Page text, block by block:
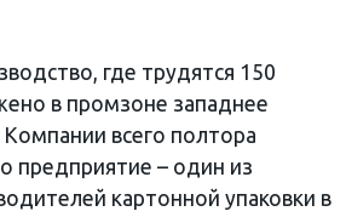
где трудятся 150
в промзоне западнее
всего полтора
предприятие – один из
картонной упаковки в